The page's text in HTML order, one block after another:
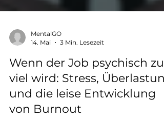
14. Mai
3 Min. Lesezeit
Wenn der Job psychisch zu
viel wird: Stress,
und die leise Entwicklung